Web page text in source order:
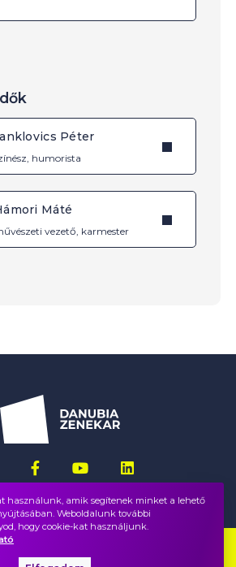
Péter
humorista
Máté
vezető, karmester
használunk, amik segítenek minket a lehető
Weboldalunk további
hogy cookie-kat használjunk.